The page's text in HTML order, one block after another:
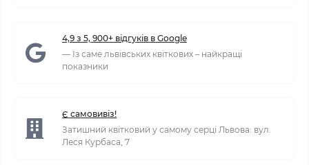
4,9 з 5, 900+ відгуків в Google
— Із саме львівських квіткових – найкращі
показники
Є самовивіз!
Затишний квітковий у самому серці Львова: вул.
Леся Курбаса, 7